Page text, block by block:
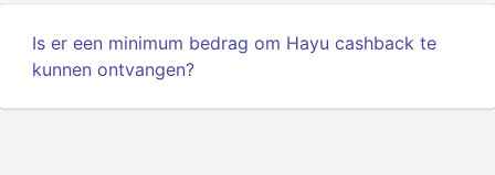
Is er een minimum bedrag om Hayu cashback te
kunnen ontvangen?